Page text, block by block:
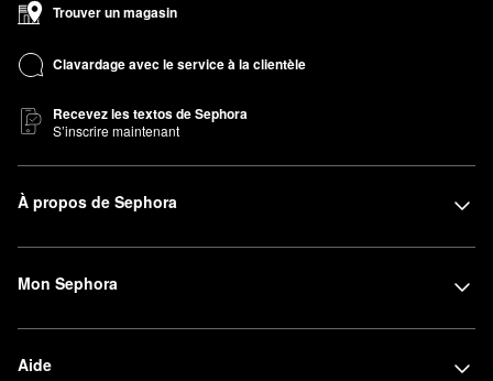
Trouver un magasin
Clavardage avec le service à la clientèle
Recevez les textos de Sephora
S’inscrire maintenant
À propos de Sephora
Mon Sephora
Aide